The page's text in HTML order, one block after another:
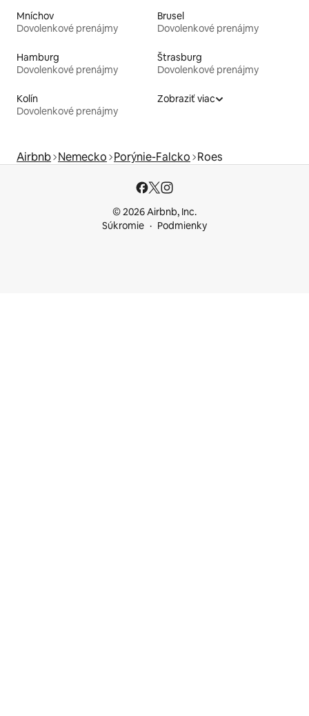
Mníchov
Dovolenkové prenájmy
Brusel
Dovolenkové prenájmy
Hamburg
Dovolenkové prenájmy
Štrasburg
Dovolenkové prenájmy
Kolín
Dovolenkové prenájmy
Zobraziť viac
Airbnb Nemecko Porýnie-Falcko Roes
© 2026 Airbnb, Inc.
Súkromie
Podmienky